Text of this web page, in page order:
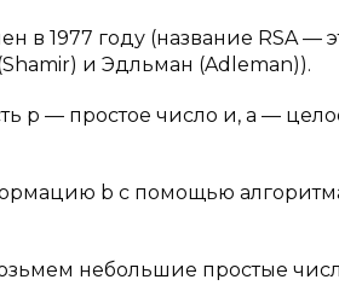
в 1977 году (название RSA —
и Эдльман (Adleman)).
p — простое число и, а —
b с помощью
небольшие простые